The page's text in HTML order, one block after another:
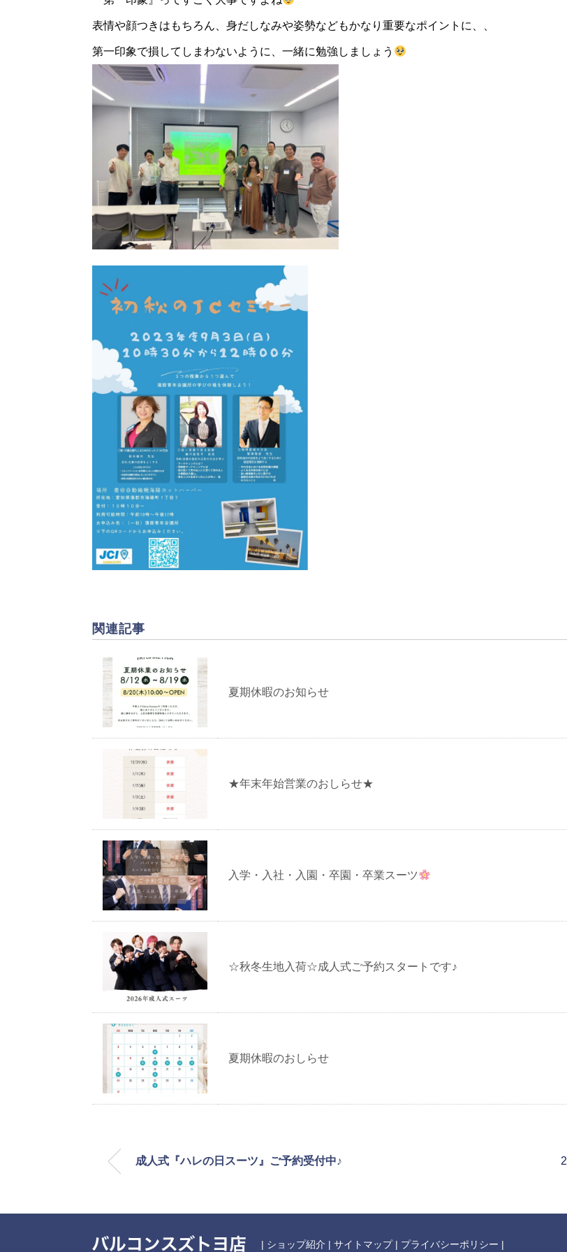
表情や顔つきはもちろん、身だしなみや姿勢などもかなり重要なポイントに、、
第一印象で損してしまわないように、一緒に勉強しましょう
関連記事
夏期休暇のお知らせ
★年末年始営業のおしらせ★
入学・入社・入園・卒園・卒業スーツ
☆秋冬生地入荷☆成人式ご予約スタートです♪
夏期休暇のおしらせ
成人式『ハレの日スーツ』ご予約受付中♪
| ショップ紹介 | サイトマップ | プライバシーポリシー |